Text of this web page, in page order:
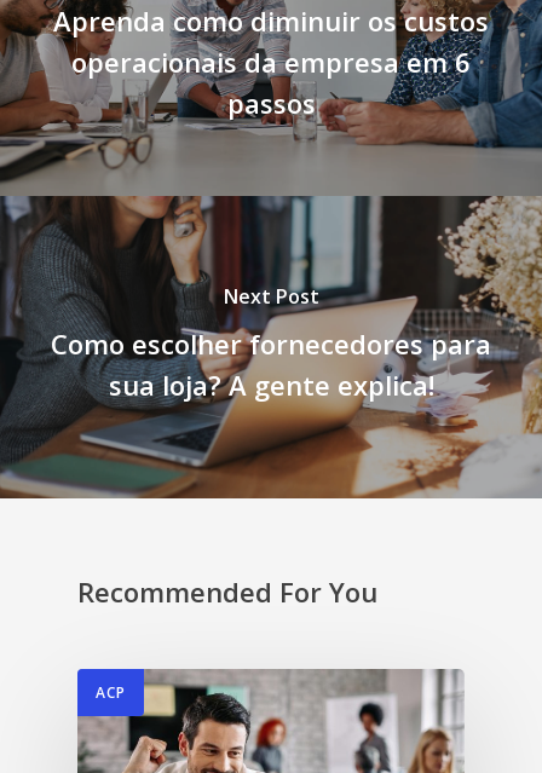
Aprenda como diminuir os custos
operacionais da empresa em 6
passos
Next Post
Como escolher fornecedores para
sua loja? A gente explica!
Recommended For You
ACP